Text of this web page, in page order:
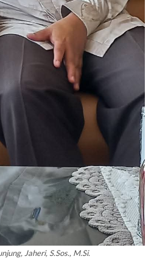
Jaheri, S.Sos., M.Si.